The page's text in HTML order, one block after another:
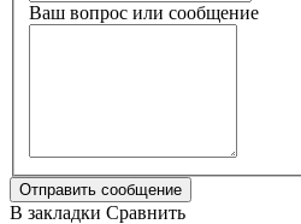
Ваш вопрос или сообщение
В закладки Сравнить